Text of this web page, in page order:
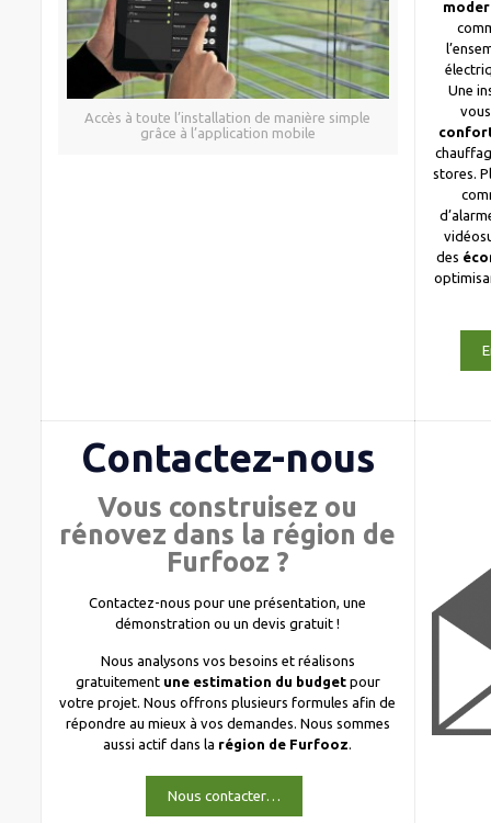
Accès à toute l’installation de manière simple
grâce à l’application mobile
Une
stores.
des
Contactez-nous
Vous construisez ou
rénovez dans la région de
Furfooz ?
Contactez-nous pour une présentation, une
démonstration ou un devis gratuit !
Nous analysons vos besoins et réalisons
gratuitement une estimation du budgetpour
votre projet. Nous offrons plusieurs formules afin de
répondre au mieux à vos demandes. Nous sommes
aussi actif dans la région de Furfooz.
Nous contacter…